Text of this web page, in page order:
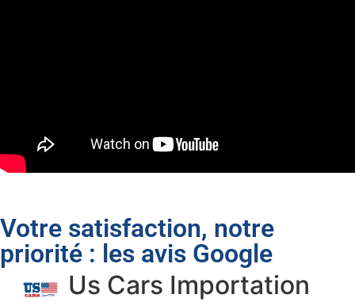
Votre satisfaction, notre
priorité : les avis Google
Us Cars Importation